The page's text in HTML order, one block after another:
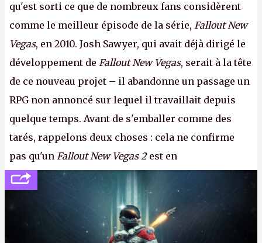
qu'est sorti ce que de nombreux fans considèrent
comme le meilleur épisode de la série, Fallout New
Vegas, en 2010. Josh Sawyer, qui avait déjà dirigé le
développement de Fallout New Vegas, serait à la tête
de ce nouveau projet – il abandonne un passage un
RPG non annoncé sur lequel il travaillait depuis
quelque temps. Avant de s'emballer comme des
tarés, rappelons deux choses : cela ne confirme
pas qu'un Fallout New Vegas 2est en
développement (pour ce que l'on sait, ils bossent
peut-être sur
Fallout Football ou
Fallout vs. Les
Lapins Crétins) et l'Obsidian d'aujourd'hui n'est plus
le même studio qu'il y a 15 ans. Mais bon, OK, on